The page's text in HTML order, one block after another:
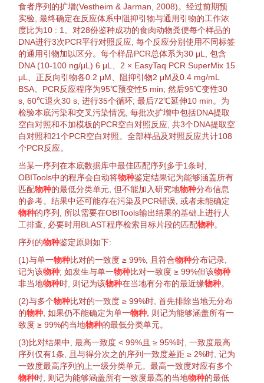
食者序列的扩增(Vestheim & Jarman, 2008)。经过前期预
实验, 最终确定在反应体系中阻抑引物与通用引物的工作浓
度比为10 : 1。对28份鉴种成功的食肉动物粪便每个样品的
DNA进行3次PCR平行对照反应, 每个反应分别使用不同标签
的通用引物加以区分。每个样品PCR总体系为30 μL, 包含
DNA (10-100 ng/μL) 6 μL、2 × EasyTaq PCR SuperMix 15
μL、正反向引物各0.2 μM、阻抑引物2 μM及0.4 mg/mL
BSA。PCR反应程序为95℃预变性5 min; 然后95℃变性30
s, 60℃退火30 s, 进行35个循环; 最后72℃延伸10 min。为
检验本底污染和交叉污染情况, 每批次扩增中包括DNA提取
空白对照和不加模板的PCR空白对照反应, 共3个DNA提取空
白对照和21个PCR空白对照。全部样品及对照反应共计108
个PCR反应。
当某一序列在本底数据库中最佳匹配序列多于1条时,
OBITools中的程序会自动将物种鉴定结果记为能够涵盖所有
匹配物种的最低分类单元 , 但不能加入研究地物种分布信息
的参考。结果中还可能存在污染及PCR错误, 或者未能确定
物种的序列, 所以需要在OBITools输出结果的基础上进行人
工排查, 必要时用BLAST程序检索目标片段的匹配物种。
序列的物种鉴定原则如下:
(1)与单一物种比对的一致度 ≥ 99%, 且符合物种分布记录,
记为该物种; 如发生与单一物种比对一致度 ≥ 99%但该物种
非当地物种时, 则记为该物种在当地有分布的最近缘物种。
(2)与多个物种比对的一致度 ≥ 99%时, 首先排除当地无分布
的物种 , 如果仍不能确定为单一物种 , 则记为能够涵盖所有一
致度 ≥ 99%的当地物种的最低分类单元。
(3)比对结果中, 最高一致度 < 99%且 ≥ 95%时, 一致度最高
序列仅有1条, 且与得分次之的序列一致度差距 ≥ 2%时, 记为
一致度最高序列的上一级分类单元。最高一致度对应有多个
物种时, 则记为能够涵盖所有一致度最高的当地物种的最低